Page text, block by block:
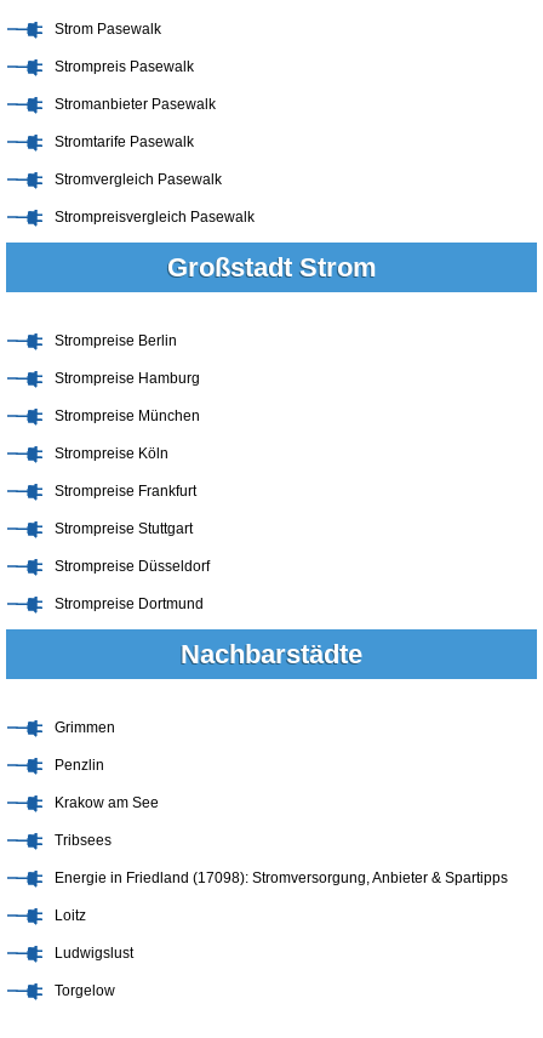
Strom Pasewalk
Strompreis Pasewalk
Stromanbieter Pasewalk
Stromtarife Pasewalk
Stromvergleich Pasewalk
Strompreisvergleich Pasewalk
Großstadt Strom
Strompreise Berlin
Strompreise Hamburg
Strompreise München
Strompreise Köln
Strompreise Frankfurt
Strompreise Stuttgart
Strompreise Düsseldorf
Strompreise Dortmund
Nachbarstädte
Grimmen
Penzlin
Krakow am See
Tribsees
Energie in Friedland (17098): Stromversorgung, Anbieter & Spartipps
Loitz
Ludwigslust
Torgelow